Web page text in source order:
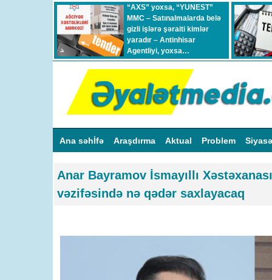
“AXS” yoxsa, “YUNEST”
MMC – Satınalmalarda belə
gizli işlərə şəraiti kimlər
yaradır – Antinhisar
Agentliyi, yoxsa…
Ana səhİfə Araşdırma Aktual Problem
Anar Bayramov İsmayıllı
vəzifəsində nə qədər saxlayacaq